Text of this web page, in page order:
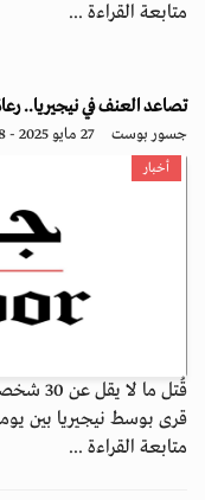
متابعة القراءة ...
تصاعد العنف في نيجيريا.. رعاة
جسور بوست 27 مايو 2025 - 07:18
أخبار
قُتل
قرى بوسط نيجيريا بين
متابعة القراءة ...